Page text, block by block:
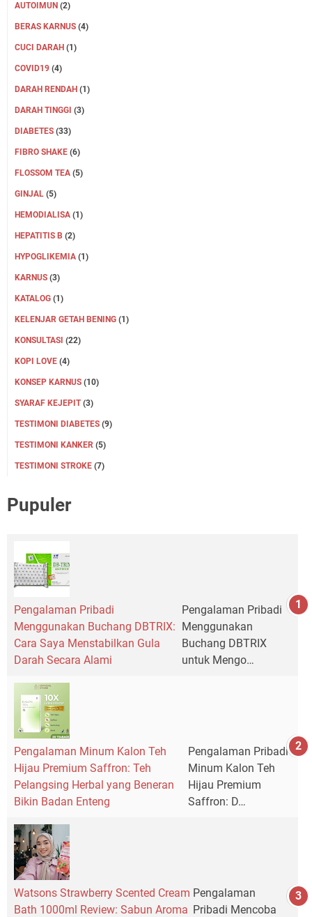
AUTOIMUN (2)
BERAS KARNUS (4)
CUCI DARAH (1)
COVID19 (4)
DARAH RENDAH (1)
DARAH TINGGI (3)
DIABETES (33)
FIBRO SHAKE (6)
FLOSSOM TEA (5)
GINJAL (5)
HEMODIALISA (1)
HEPATITIS B (2)
HYPOGLIKEMIA (1)
KARNUS (3)
KATALOG (1)
KELENJAR GETAH BENING (1)
KONSULTASI (22)
KOPI LOVE (4)
KONSEP KARNUS (10)
SYARAF KEJEPIT (3)
TESTIMONI DIABETES (9)
TESTIMONI KANKER (5)
TESTIMONI STROKE (7)
Pupuler
Pengalaman Pribadi
Menggunakan Buchang DBTRIX:
Cara Saya Menstabilkan Gula
Darah Secara Alami
Pengalaman Pribadi
Menggunakan
Buchang DBTRIX
untuk Mengo…
Pengalaman Minum Kalon Teh
Hijau Premium Saffron: Teh
Pelangsing Herbal yang Beneran
Bikin Badan Enteng
Pengalaman Pribadi
Minum Kalon Teh
Hijau Premium
Saffron: D…
Watsons Strawberry Scented Cream
Bath 1000ml Review: Sabun Aroma
Pengalaman
Pribadi Mencoba